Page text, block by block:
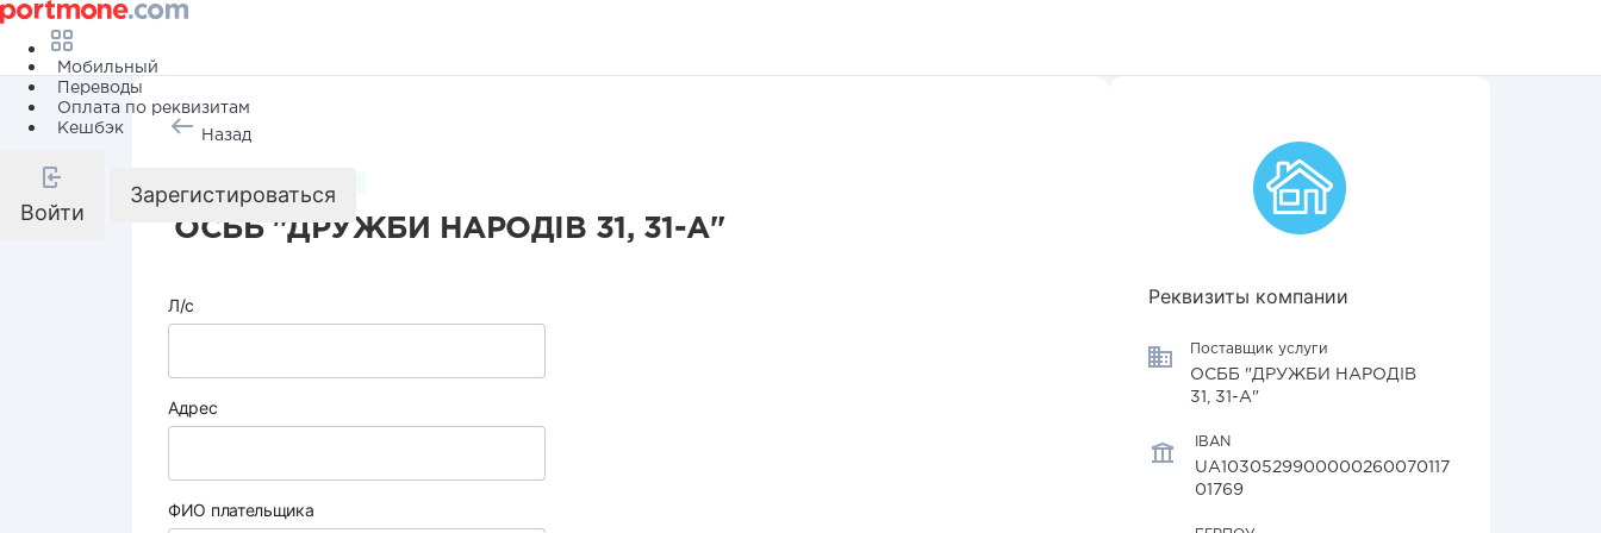
Мобильный
Переводы
Оплата по реквизитам
Кешбэк
Войти
Зарегистироваться
Назад
ОСББ "ДРУЖБИ НАРОДІВ 31, 31-А"
Л/с
Адрес
ФИО плательщика
Реквизиты компании
Поставщик услуги
ОСББ "ДРУЖБИ НАРОДІВ
31, 31-А"
IBAN
UA1030529900000260070117
01769